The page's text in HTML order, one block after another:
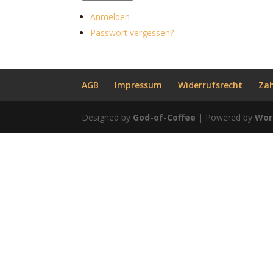
Anmelden
Passwort vergessen?
AGB Impressum Widerrufsrecht
Designed by God-of-Coffee | Powered by